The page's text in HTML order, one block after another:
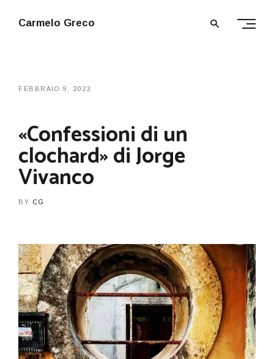
Carmelo Greco
FEBBRAIO 9, 2023
«Confessioni di un
clochard» di Jorge
Vivanco
BY CG